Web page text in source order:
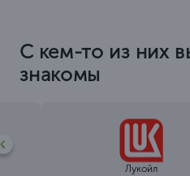
С кем-то из них
знакомы
Лукойл